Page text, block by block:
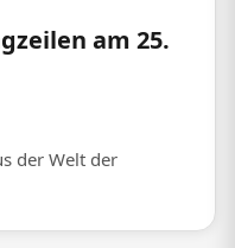
am 25.
der Welt der